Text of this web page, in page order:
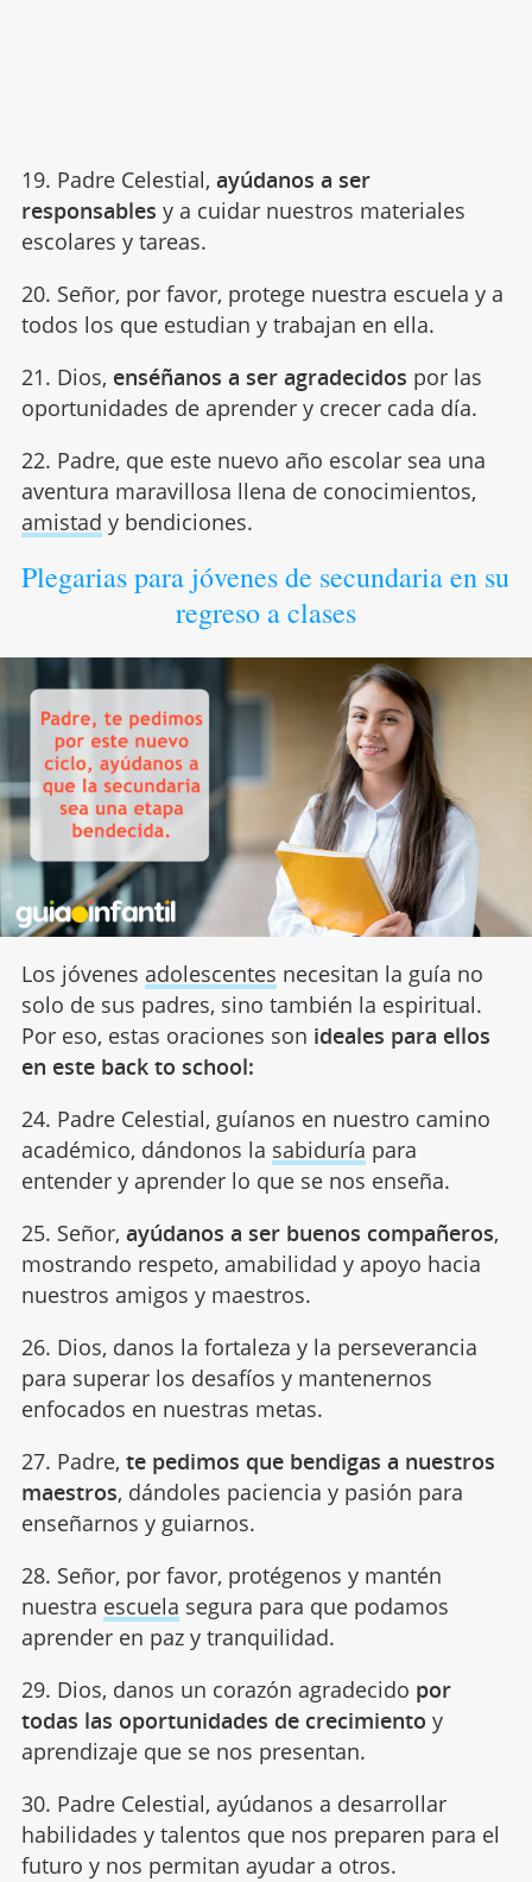
19. Padre Celestial, ayúdanos a ser
responsables y a cuidar nuestros materiales
escolares y tareas.
20. Señor, por favor, protege nuestra escuela y a
todos los que estudian y trabajan en ella.
21. Dios, enséñanos a ser agradecidos por las
oportunidades de aprender y crecer cada día.
22. Padre, que este nuevo año escolar sea una
aventura maravillosa llena de conocimientos,
amistad y bendiciones.
Plegarias para jóvenes de secundaria en su
regreso a clases
Los jóvenes adolescentes necesitan la guía no
solo de sus padres, sino también la espiritual.
Por eso, estas oraciones son ideales para ellos
en este back to school:
24. Padre Celestial, guíanos en nuestro camino
académico, dándonos la sabiduría para
entender y aprender lo que se nos enseña.
25. Señor, ayúdanos a ser buenos compañeros,
mostrando respeto, amabilidad y apoyo hacia
nuestros amigos y maestros.
26. Dios, danos la fortaleza y la perseverancia
para superar los desafíos y mantenernos
enfocados en nuestras metas.
27. Padre, te pedimos que bendigas a nuestros
maestros, dándoles paciencia y pasión para
enseñarnos y guiarnos.
28. Señor, por favor, protégenos y mantén
nuestra escuela segura para que podamos
aprender en paz y tranquilidad.
29. Dios, danos un corazón agradecido por
todas las oportunidades de crecimiento y
aprendizaje que se nos presentan.
30. Padre Celestial, ayúdanos a desarrollar
habilidades y talentos que nos preparen para el
futuro y nos permitan ayudar a otros.